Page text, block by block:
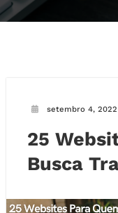
setembro 4, 2022
25
Busca